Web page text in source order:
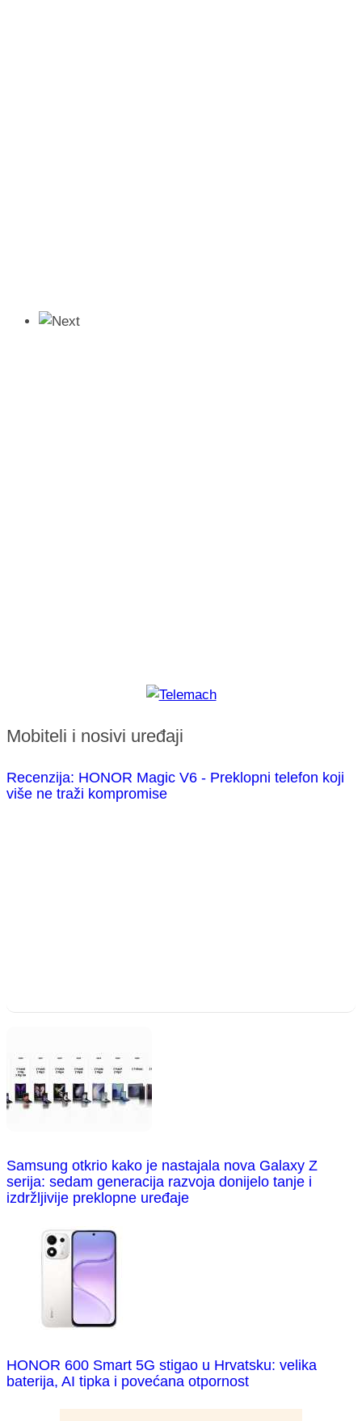
Mobiteli i nosivi uređaji
Recenzija: HONOR Magic V6 - Preklopni telefon koji
više ne traži kompromise
Samsung otkrio kako je nastajala nova Galaxy Z
serija: sedam generacija razvoja donijelo tanje i
izdržljivije preklopne uređaje
HONOR 600 Smart 5G stigao u Hrvatsku: velika
baterija, AI tipka i povećana otpornost